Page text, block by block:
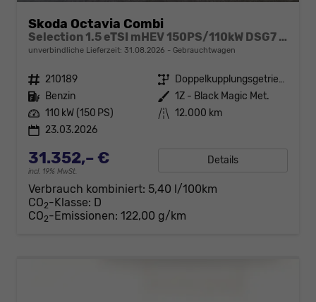
Skoda Octavia Combi
Selection 1.5 eTSI mHEV 150PS/110kW DSG7 2026 +AHK+SUNSET+3-ZONE+RFK+KESSY+EL.HECK+BHZ. LENKRAD
unverbindliche Lieferzeit: 31.08.2026 Gebrauchtwagen
Fahrzeugnr. 210189 Getriebe
Doppelkupplungsgetriebe (DSG)
Kraftstoff Benzin Außenfarbe 1Z - Black Magic Met.
Leistung 110 kW (150 PS) Kilometerstand 12.000 km
23.03.2026
31.352,– €
incl. 19% MwSt.
Details
Verbrauch kombiniert: 5,40 l/100km
CO2-Klasse: D
CO2-Emissionen: 122,00 g/km